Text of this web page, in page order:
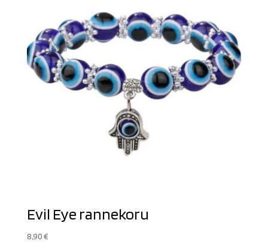
Evil Eye rannekoru
8,90€